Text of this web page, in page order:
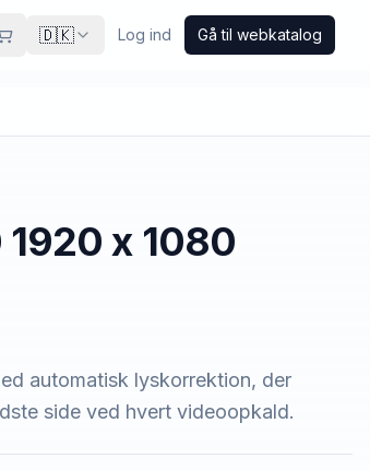
🇩🇰 Log ind Gå til webkatalog
1920 x 1080
automatisk lyskorrektion, der
side ved hvert videoopkald.